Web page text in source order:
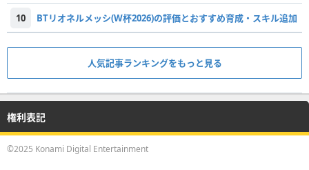
10 BTリオネルメッシ(W杯2026)の評価とおすすめ育成・スキル追加
人気記事ランキングをもっと見る
権利表記
©2025 Konami Digital Entertainment